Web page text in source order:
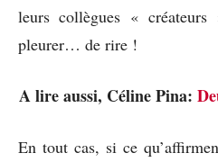
leurs collègues «
pleurer… de rire !
A lire aussi, Céline Pina:
En tout cas, si ce